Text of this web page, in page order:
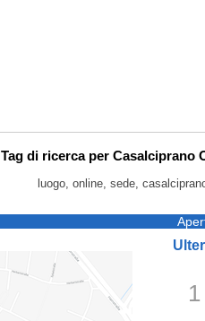
Tag di ricerca per Casalciprano
luogo, online, sede,
1